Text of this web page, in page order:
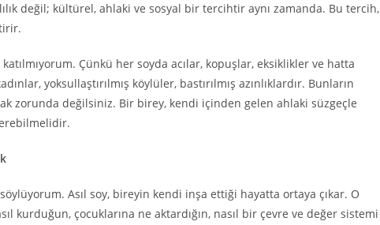
değil; kültürel, ahlaki ve sosyal bir tercihtir aynı zamanda. Bu tercih,
Çünkü her soyda acılar, kopuşlar, eksiklikler ve hatta
yoksullaştırılmış köylüler, bastırılmış azınlıklardır. Bunların
zorunda değilsiniz. Bir birey, kendi içinden gelen ahlaki süzgeçle
Asıl soy, bireyin kendi inşa ettiği hayatta ortaya çıkar. O
kurduğun, çocuklarına ne aktardığın, nasıl bir çevre ve değer sistemi